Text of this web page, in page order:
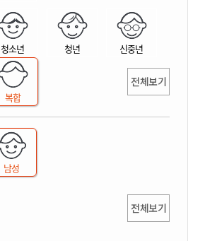
청소년 청년 신중년
복합
전체보기
남성
전체보기